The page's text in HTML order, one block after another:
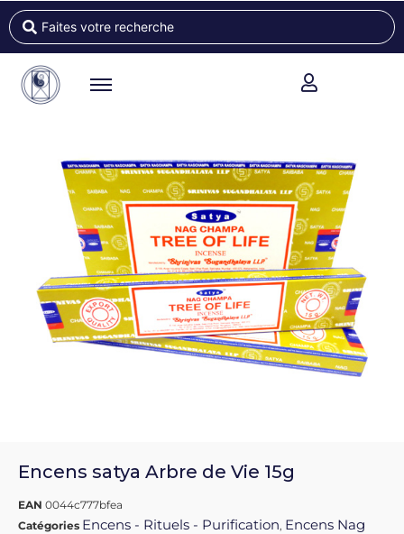
Encens satya Arbre de Vie 15g
EAN 0044c777bfea
Catégories Encens - Rituels - Purification, Encens Nag